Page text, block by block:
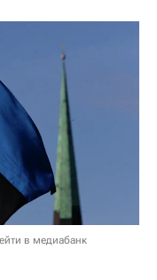
в медиабанк